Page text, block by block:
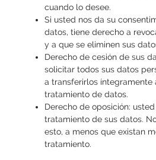
cuando lo desee.
Si usted nos da su
datos, tiene derecho a
y a que se eliminen sus
Derecho de cesión de sus
solicitar todos sus datos
a transferirlos íntegramente
tratamiento de datos.
Derecho de oposición:
tratamiento de sus datos.
esto, a menos que existan
tratamiento.